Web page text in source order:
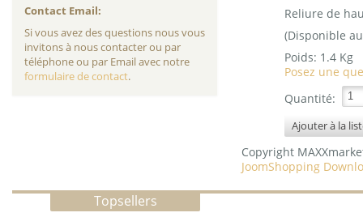
Contact Email:
Si vous avez des questions nous vous
invitons à nous contacter ou par
téléphone ou par Email avec notre
formulaire de contact.
Reliure de
(Disponible
Poids: 1.4 Kg
Posez une
Quantité:
Copyright
JoomShopping
Topsellers